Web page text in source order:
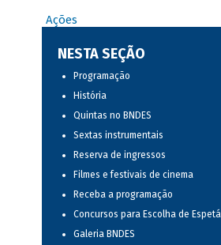
Ações
NESTA SEÇÃO
Programação
História
Quintas no BNDES
Sextas instrumentais
Reserva de ingressos
Filmes e festivais de cinema
Receba a programação
Concursos para Escolha de
Galeria BNDES